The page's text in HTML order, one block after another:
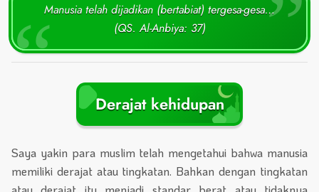
Manusia telah dijadikan (bertabiat) tergesa-gesa…
(QS. Al-Anbiya: 37)
Derajat kehidupan
Saya yakin para muslim telah mengetahui bahwa manusia
memiliki derajat atau tingkatan. Bahkan dengan tingkatan